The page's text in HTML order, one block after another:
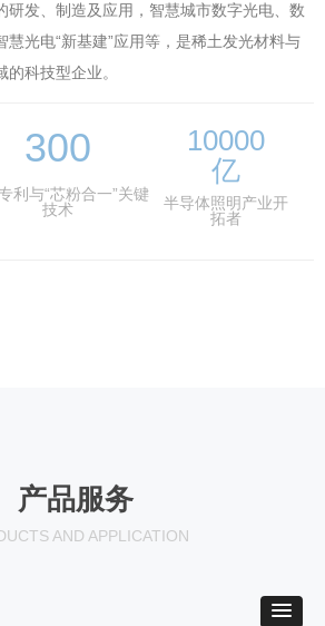
利与“芯粉合一”关键
技术
300
半导体照明产业开
拓者
10000
亿
研发、制造及应用，智慧城市数字光电、数
光电“新基建”应用等，是稀土发光材料与
科技型企业。
产品服务
AND APPLICATION